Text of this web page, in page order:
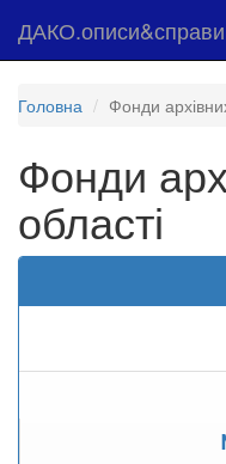
ДАКО.описи&справи
Головна Фонди
Фонди
області